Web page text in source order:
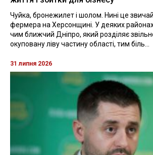
Чуйка, бронежилет і шолом. Нині це
фермера на Херсонщині. У деяких районах
чим ближчий Дніпро, який розділяє
окуповану ліву частину області, тим біль...
31 липня 2026